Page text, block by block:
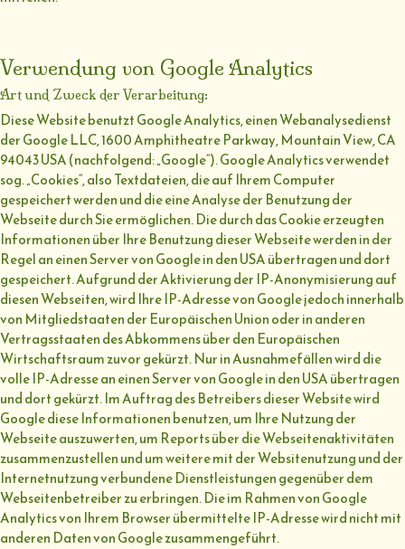
Verwendung von Google Analytics
Art und Zweck der Verarbeitung:
Diese Website benutzt Google Analytics, einen Webanalysedienst
der Google LLC, 1600 Amphitheatre Parkway, Mountain View, CA
94043 USA (nachfolgend: „Google“). Google Analytics verwendet
sog. „Cookies“, also Textdateien, die auf Ihrem Computer
gespeichert werden und die eine Analyse der Benutzung der
Webseite durch Sie ermöglichen. Die durch das Cookie erzeugten
Informationen über Ihre Benutzung dieser Webseite werden in der
Regel an einen Server von Google in den USA übertragen und dort
gespeichert. Aufgrund der Aktivierung der IP-Anonymisierung auf
diesen Webseiten, wird Ihre IP-Adresse von Google jedoch innerhalb
von Mitgliedstaaten der Europäischen Union oder in anderen
Vertragsstaaten des Abkommens über den Europäischen
Wirtschaftsraum zuvor gekürzt. Nur in Ausnahmefällen wird die
volle IP-Adresse an einen Server von Google in den USA übertragen
und dort gekürzt. Im Auftrag des Betreibers dieser Website wird
Google diese Informationen benutzen, um Ihre Nutzung der
Webseite auszuwerten, um Reports über die Webseitenaktivitäten
zusammenzustellen und um weitere mit der Websitenutzung und der
Internetnutzung verbundene Dienstleistungen gegenüber dem
Webseitenbetreiber zu erbringen. Die im Rahmen von Google
Analytics von Ihrem Browser übermittelte IP-Adresse wird nicht mit
anderen Daten von Google zusammengeführt.